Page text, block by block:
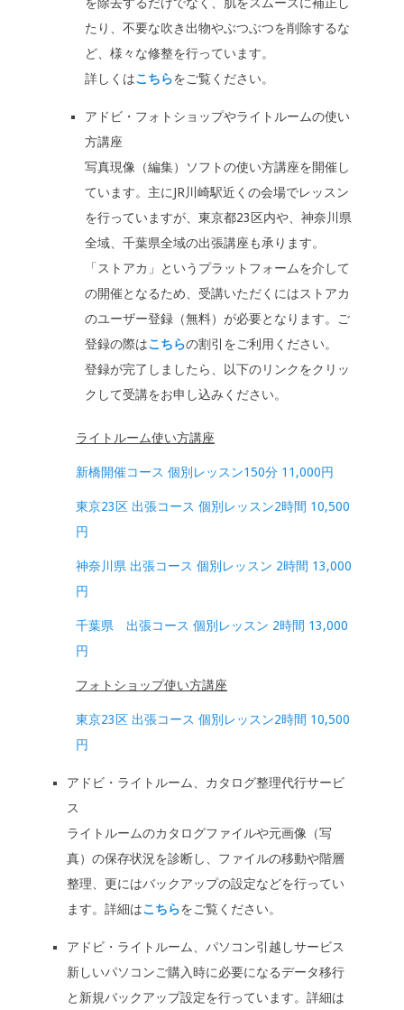
たり、不要な吹き出物やぶつぶつを削除するな
ど、様々な修整を行っています。
詳しくはこちらをご覧ください。
アドビ・フォトショップやライトルームの使い
方講座
写真現像（編集）ソフトの使い方講座を開催し
ています。主にJR川崎駅近くの会場でレッスン
を行っていますが、東京都23区内や、神奈川県
全域、千葉県全域の出張講座も承ります。
「ストアカ」というプラットフォームを介して
の開催となるため、受講いただくにはストアカ
のユーザー登録（無料）が必要となります。ご
登録の際はこちらの割引をご利用ください。
登録が完了しましたら、以下のリンクをクリッ
クして受講をお申し込みください。
ライトルーム使い方講座
新橋開催コース 個別レッスン150分 11,000円
東京23区 出張コース 個別レッスン2時間 10,500
円
神奈川県 出張コース 個別レッスン 2時間 13,000
円
千葉県 出張コース 個別レッスン 2時間 13,000
円
フォトショップ使い方講座
東京23区 出張コース 個別レッスン2時間 10,500
円
アドビ・ライトルーム、カタログ整理代行サービ
ス
ライトルームのカタログファイルや元画像（写
真）の保存状況を診断し、ファイルの移動や階層
整理、更にはバックアップの設定などを行ってい
ます。詳細はこちらをご覧ください。
アドビ・ライトルーム、パソコン引越しサービス
新しいパソコンご購入時に必要になるデータ移行
と新規バックアップ設定を行っています。詳細は